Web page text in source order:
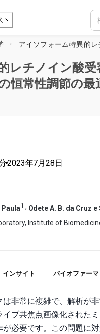
レチノイン酸
恒常性調節の最
•2023年7月28日
1 , Odete A. B. da Cruz e
Institute of
インサイト バイオファー
は非常に複雑で、解析が
ブ共焦点画像化された
必要です。この問題に